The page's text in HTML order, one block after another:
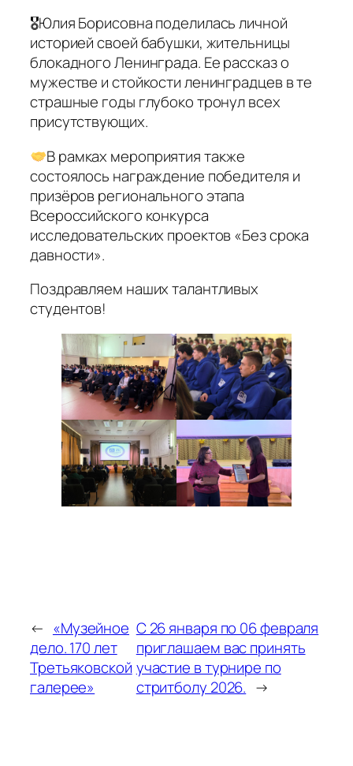
🎖Юлия Борисовна поделилась личной
историей своей бабушки, жительницы
блокадного Ленинграда. Ее рассказ о
мужестве и стойкости ленинградцев в те
страшные годы глубоко тронул всех
присутствующих.
В рамках мероприятия также
состоялось награждение победителя и
призёров регионального этапа
Всероссийского конкурса
исследовательских проектов «Без срока
давности».
Поздравляем наших талантливых
студентов!
← «Музейное
дело. 170 лет
Третьяковской
галерее»
С 26 января по 06 февраля
приглашаем вас принять
участие в турнире по
стритболу 2026. →